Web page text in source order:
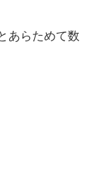
あらためて数